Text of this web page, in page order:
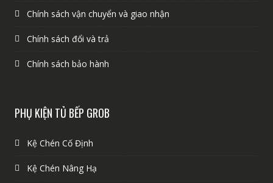
Chính sách vận chuyển và giao nhận
Chính sách đổi và trả
Chính sách bảo hành
PHỤ KIỆN TỦ BẾP GROB
Kệ Chén Cố Định
Kệ Chén Nâng Hạ